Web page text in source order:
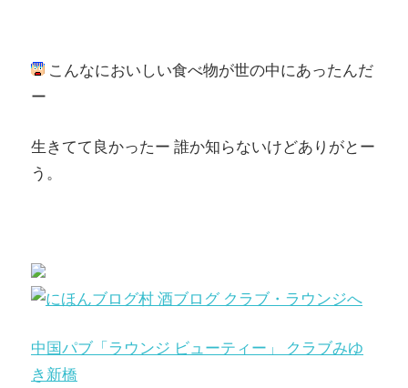
こんなにおいしい食べ物が世の中にあったんだ
ー
生きてて良かったー 誰か知らないけどありがとー
う。
中国パブ「ラウンジ ビューティー」 クラブみゆ
き新橋